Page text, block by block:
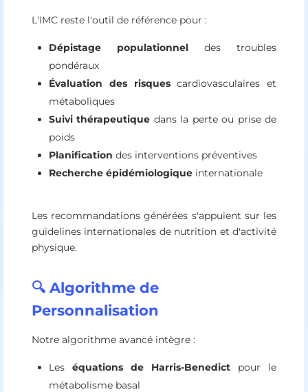
L'IMC reste l'outil de référence pour :
Dépistage populationnel des troubles
pondéraux
Évaluation des risquescardiovasculaires et
métaboliques
Suivi thérapeutique dans la perte ou prise de
poids
Planification des interventions préventives
Recherche épidémiologique internationale
Les recommandations générées s'appuient sur les
guidelines internationales de nutrition et d'activité
physique.
🔍 Algorithme de
Personnalisation
Notre algorithme avancé intègre :
Les équations de Harris-Benedict pour le
métabolisme basal